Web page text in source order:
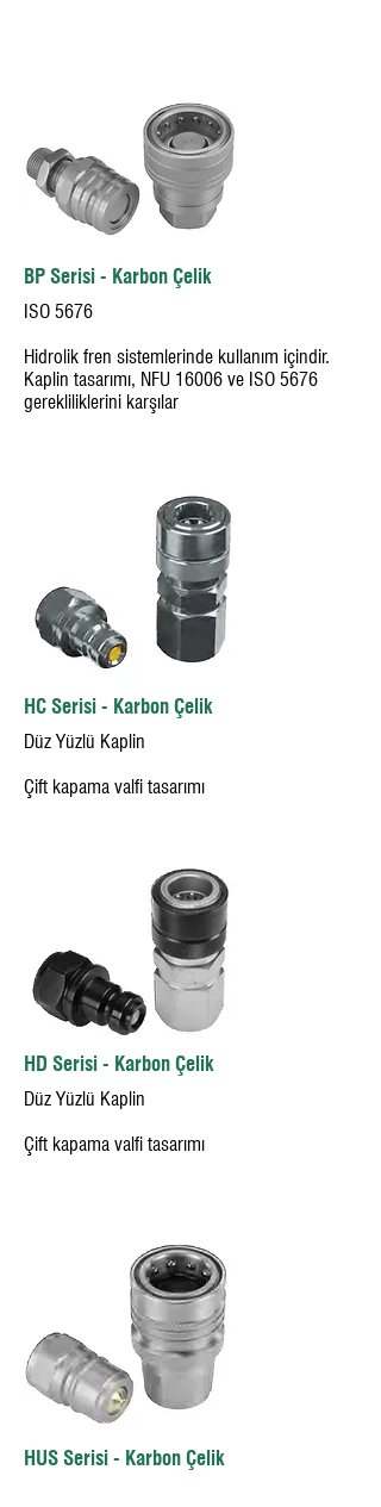
BP Serisi - Karbon Çelik
ISO 5676
Hidrolik fren sistemlerinde kullanım içindir.
Kaplin tasarımı, NFU 16006 ve ISO 5676
gerekliliklerini karşılar
HC Serisi - Karbon Çelik
Düz Yüzlü Kaplin
Çift kapama valfi tasarımı
HD Serisi - Karbon Çelik
Düz Yüzlü Kaplin
Çift kapama valfi tasarımı
HUS Serisi - Karbon Çelik